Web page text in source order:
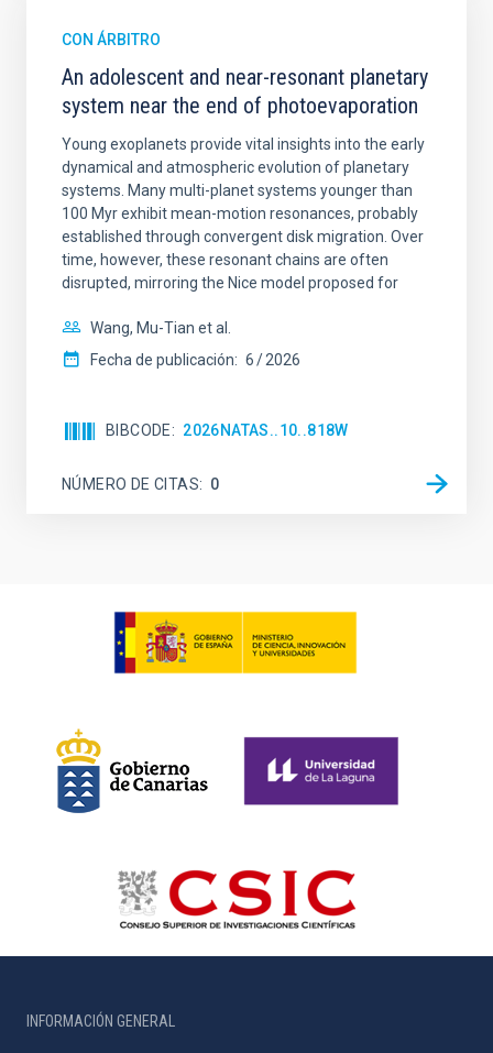
CON ÁRBITRO
An adolescent and near-resonant planetary
system near the end of photoevaporation
Young exoplanets provide vital insights into the early
dynamical and atmospheric evolution of planetary
systems. Many multi-planet systems younger than
100 Myr exhibit mean-motion resonances, probably
established through convergent disk migration. Over
time, however, these resonant chains are often
disrupted, mirroring the Nice model proposed for
Wang, Mu-Tian et al.
Fecha de publicación: 6 2026
BIBCODE 2026NATAS..10..818W
NÚMERO DE CITAS 0
INFORMACIÓN GENERAL